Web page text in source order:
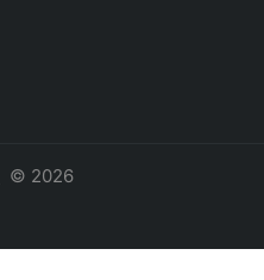
© 2026